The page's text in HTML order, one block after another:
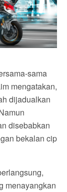
sama
mengatakan,
dijadualkan
disebabkan
bekalan cip
menayangkan